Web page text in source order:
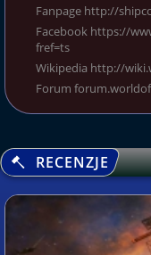
Fanpage http://
Facebook https://
fref=ts
Wikipedia http://
Forum
RECENZJE